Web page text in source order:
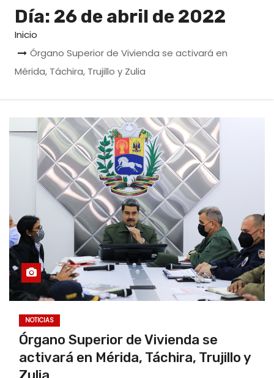
Día: 26 de abril de 2022
Inicio
Órgano Superior de Vivienda se activará en
Mérida, Táchira, Trujillo y Zulia
NOTICIAS
Órgano Superior de Vivienda se
activará en Mérida, Táchira, Trujillo y